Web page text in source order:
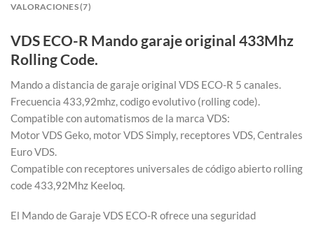
VALORACIONES (7)
VDS ECO-R Mando garaje original 433Mhz
Rolling Code.
Mando a distancia de garaje original VDS ECO-R 5 canales.
Frecuencia 433,92mhz, codigo evolutivo (rolling code).
Compatible con automatismos de la marca VDS:
Motor VDS Geko, motor VDS Simply, receptores VDS, Centrales
Euro VDS.
Compatible con receptores universales de código abierto rolling
code 433,92Mhz Keeloq.
El Mando de Garaje VDS ECO-R ofrece una seguridad